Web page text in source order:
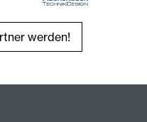
werden!